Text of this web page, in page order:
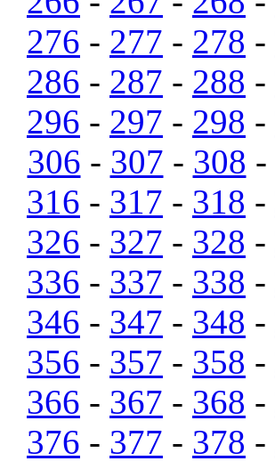
276 - 277 - 278 -
286 - 287 - 288 -
296 - 297 - 298 -
306 - 307 - 308 -
316 - 317 - 318 -
326 - 327 - 328 -
336 - 337 - 338 -
346 - 347 - 348 -
356 - 357 - 358 -
366 - 367 - 368 -
376 - 377 - 378 -